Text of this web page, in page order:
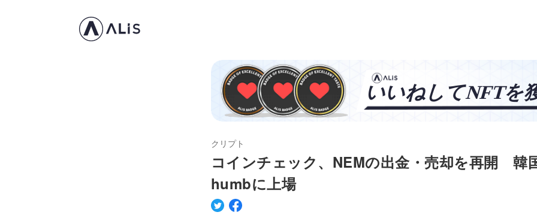
クリプト
コインチェック、NEMの出金・売却を再開 韓
humbに上場